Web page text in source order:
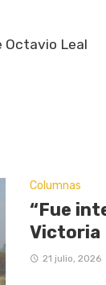
Octavio Leal
Columnas
“Fue
Victoria
21 julio, 2026